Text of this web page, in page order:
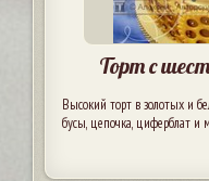
Торт с
Высокий торт в золотых и
бусы, цепочка, циферблат и